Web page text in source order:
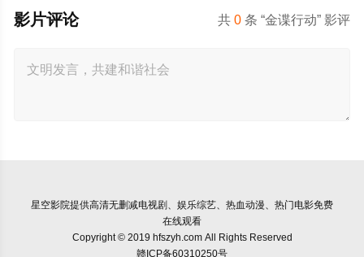
共0 条 “金谍行动” 影评
影片评论
星空影院提供高清无删减电视剧、娱乐综艺、热血动漫、热门电影免费
在线观看
Copyright © 2019 hfszyh.com All Rights Reserved
赣ICP备60310250号